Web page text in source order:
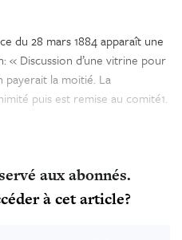
du 28 mars 1884 apparaît une
« Discussion d’une vitrine pour
la moitié. La
puis est remise au comité1.
aux abonnés.
à cet article?